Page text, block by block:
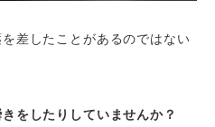
差したことがあるのではない
をしたりしていませんか？